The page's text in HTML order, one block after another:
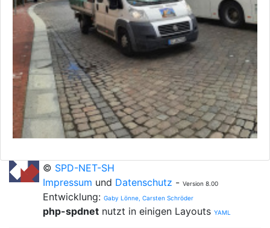
© SPD-NET-SH
Impressum und Datenschutz - Version 8.00
Entwicklung: Gaby Lönne, Carsten Schröder
php-spdnet nutzt in einigen Layouts YAML